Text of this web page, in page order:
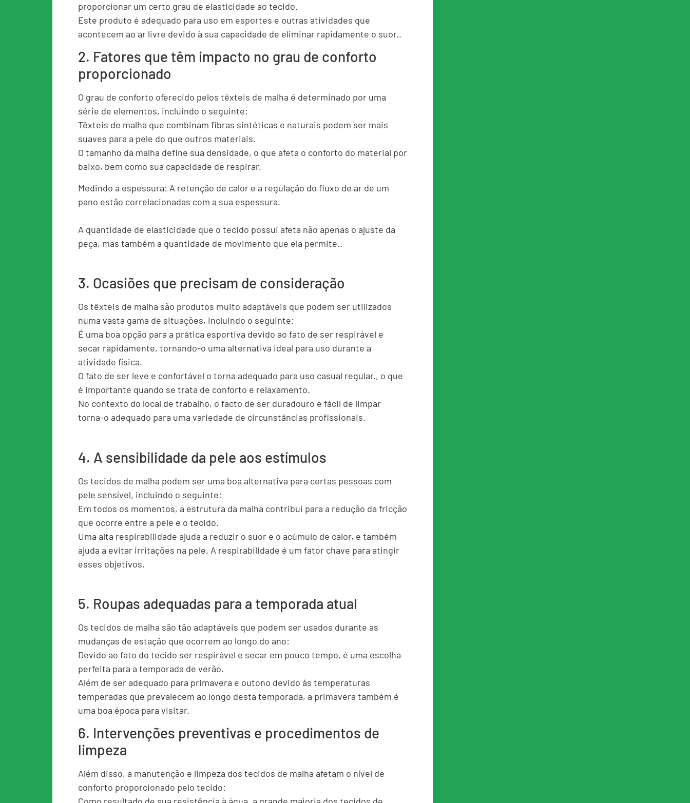
proporcionar um certo grau de elasticidade ao tecido.
Este produto é adequado para uso em esportes e outras atividades que
acontecem ao ar livre devido à sua capacidade de eliminar rapidamente o suor..
2. Fatores que têm impacto no grau de conforto
proporcionado
O grau de conforto oferecido pelos têxteis de malha é determinado por uma
série de elementos, incluindo o seguinte:
Têxteis de malha que combinam fibras sintéticas e naturais podem ser mais
suaves para a pele do que outros materiais.
O tamanho da malha define sua densidade, o que afeta o conforto do material por
baixo, bem como sua capacidade de respirar.
Medindo a espessura: A retenção de calor e a regulação do fluxo de ar de um
pano estão correlacionadas com a sua espessura.
A quantidade de elasticidade que o tecido possui afeta não apenas o ajuste da
peça, mas também a quantidade de movimento que ela permite..
3. Ocasiões que precisam de consideração
Os têxteis de malha são produtos muito adaptáveis ​​que podem ser utilizados
numa vasta gama de situações, incluindo o seguinte:
É uma boa opção para a prática esportiva devido ao fato de ser respirável e
secar rapidamente, tornando-o uma alternativa ideal para uso durante a
atividade física.
O fato de ser leve e confortável o torna adequado para uso casual regular., o que
é importante quando se trata de conforto e relaxamento.
No contexto do local de trabalho, o facto de ser duradouro e fácil de limpar
torna-o adequado para uma variedade de circunstâncias profissionais.
4. A sensibilidade da pele aos estímulos
Os tecidos de malha podem ser uma boa alternativa para certas pessoas com
pele sensível, incluindo o seguinte:
Em todos os momentos, a estrutura da malha contribui para a redução da fricção
que ocorre entre a pele e o tecido.
Uma alta respirabilidade ajuda a reduzir o suor e o acúmulo de calor, e também
ajuda a evitar irritações na pele. A respirabilidade é um fator chave para atingir
esses objetivos.
5. Roupas adequadas para a temporada atual
Os tecidos de malha são tão adaptáveis ​​que podem ser usados ​​durante as
mudanças de estação que ocorrem ao longo do ano:
Devido ao fato do tecido ser respirável e secar em pouco tempo, é uma escolha
perfeita para a temporada de verão.
Além de ser adequado para primavera e outono devido às temperaturas
temperadas que prevalecem ao longo desta temporada, a primavera também é
uma boa época para visitar.
6. Intervenções preventivas e procedimentos de
limpeza
Além disso, a manutenção e limpeza dos tecidos de malha afetam o nível de
conforto proporcionado pelo tecido: